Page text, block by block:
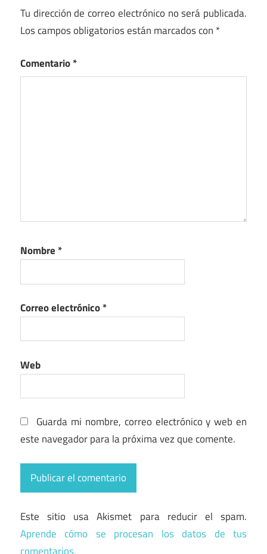
Tu dirección de correo electrónico no será publicada.
Los campos obligatorios están marcados con *
Comentario*
Nombre *
Correo electrónico*
Web
Guarda mi nombre, correo electrónico y web en
este navegador para la próxima vez que comente.
Este sitio usa Akismet para reducir el spam.
Aprende cómo se procesan los datos de tus
comentarios.